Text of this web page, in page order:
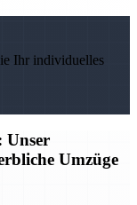
Ihr individuelles
Unser
Umzüge